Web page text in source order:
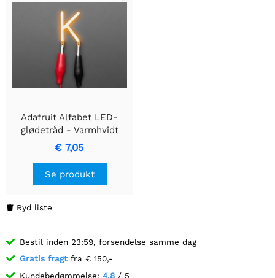
Adafruit Alfabet LED-
glødetråd - Varmhvidt
bogstav "K"
€ 7,05
Se produkt
 Ryd liste
Bestil inden 23:59, forsendelse samme dag
Gratis fragt fra € 150,-
Kundebedømmelse: 4.8 / 5